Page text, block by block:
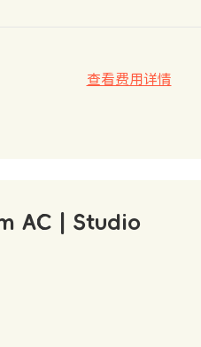
查看费用详情
AC | Studio